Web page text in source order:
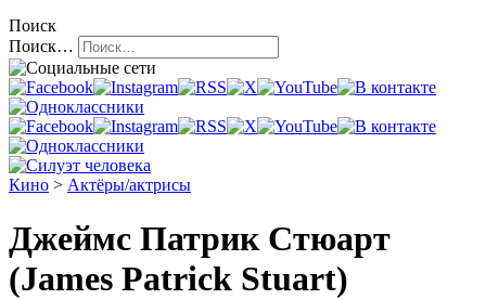
Поиск
Поиск…
Кино > Актёры/актрисы
Джеймс Патрик Стюарт
(James Patrick Stuart)